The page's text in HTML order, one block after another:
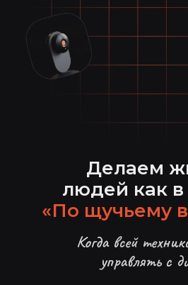
Делаем
людей как в
«По щучьему
Когда всей
управлять с